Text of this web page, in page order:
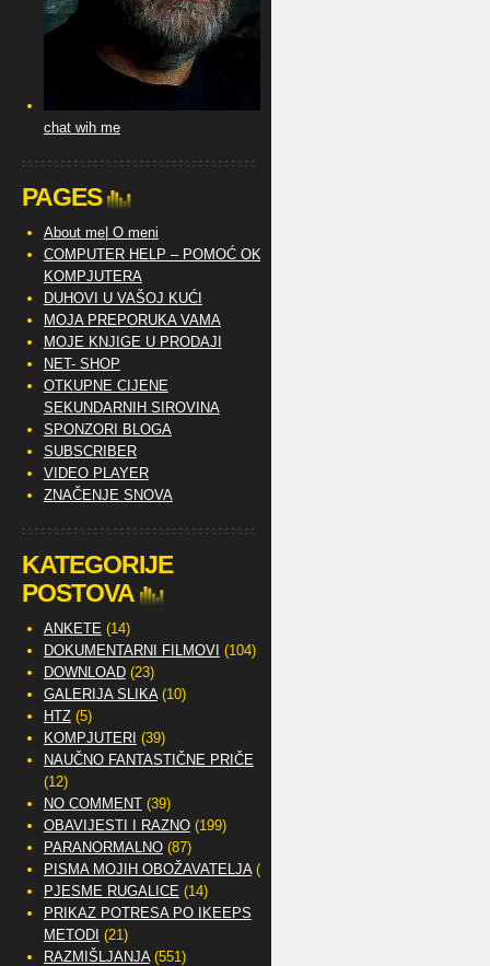
chat wih me
PAGES
About me| O meni
COMPUTER HELP – POMOĆ OKO
KOMPJUTERA
DUHOVI U VAŠOJ KUĆI
MOJA PREPORUKA VAMA
MOJE KNJIGE U PRODAJI
NET- SHOP
OTKUPNE CIJENE
SEKUNDARNIH SIROVINA
SPONZORI BLOGA
SUBSCRIBER
VIDEO PLAYER
ZNAČENJE SNOVA
KATEGORIJE
POSTOVA
ANKETE (14)
DOKUMENTARNI FILMOVI (104)
DOWNLOAD(23)
GALERIJA SLIKA(10)
HTZ(5)
KOMPJUTERI (39)
NAUČNO FANTASTIČNE PRIČE
(12)
NO COMMENT(39)
OBAVIJESTI I RAZNO(199)
PARANORMALNO(87)
PISMA MOJIH OBOŽAVATELJA(2)
PJESME RUGALICE (14)
PRIKAZ POTRESA PO IKEEPS
METODI (21)
RAZMIŠLJANJA(551)